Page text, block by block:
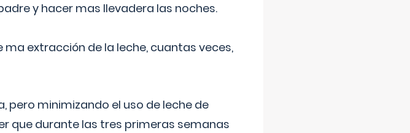
y hacer mas llevadera las noches.
extracción de la leche, cuantas veces,
minimizando el uso de leche de
que durante las tres primeras semanas